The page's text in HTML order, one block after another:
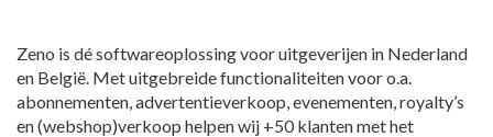
Zeno is dé softwareoplossing voor uitgeverijen in Nederland
en België. Met uitgebreide functionaliteiten voor o.a.
abonnementen, advertentieverkoop, evenementen, royalty’s
en (webshop)verkoop helpen wij +50 klanten met het